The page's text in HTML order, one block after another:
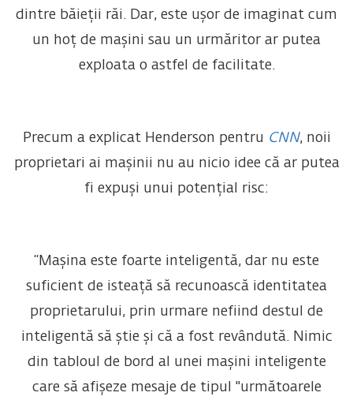
dintre băieții răi. Dar, este ușor de imaginat cum
un hoț de mașini sau un urmăritor ar putea
exploata o astfel de facilitate.
Precum a explicat Henderson pentru CNN, noii
proprietari ai mașinii nu au nicio idee că ar putea
fi expuși unui potențial risc:
“Mașina este foarte inteligentă, dar nu este
suficient de isteață să recunoască identitatea
proprietarului, prin urmare nefiind destul de
inteligentă să știe și că a fost revândută. Nimic
din tabloul de bord al unei mașini inteligente
care să afișeze mesaje de tipul "următoarele